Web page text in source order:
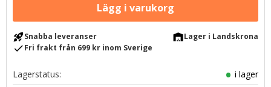
rocket_launchSnabba leveranser warehouseLager i Landskrona
checkFri frakt från 699 kr inom Sverige
Lagerstatus
i lager